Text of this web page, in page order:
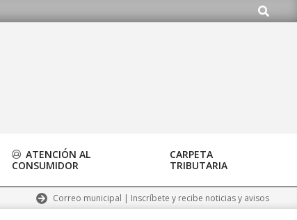
Buscar
ATENCIÓN AL
CONSUMIDOR
CARPETA
TRIBUTARIA
Correo municipal | Inscríbete y recibe noticias y avisos